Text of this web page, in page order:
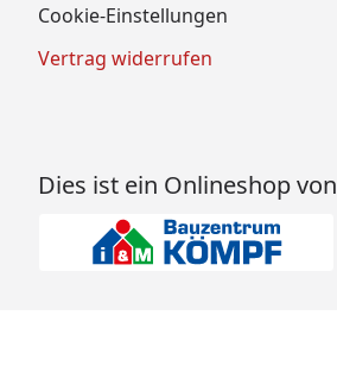
Cookie-Einstellungen
Vertrag widerrufen
Dies ist ein Onlineshop von